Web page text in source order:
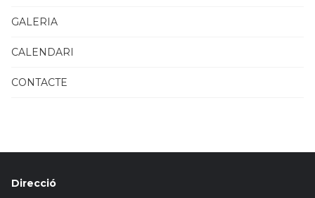
GALERIA
CALENDARI
CONTACTE
Direcció